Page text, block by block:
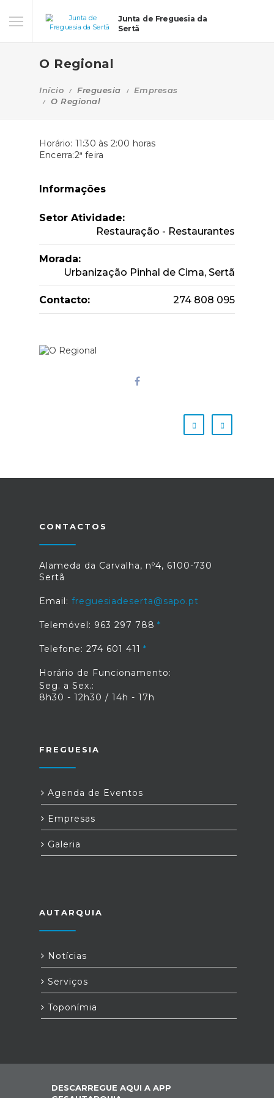
Junta de Freguesia da
Sertã
O Regional
Início Freguesia
Empresas
O Regional
Horário: 11:30 às 2:00 horas
Encerra:2ª feira
Informações
Setor Atividade:
Restauração - Restaurantes
Morada:
Urbanização Pinhal de Cima, Sertã
Contacto: 274 808 095
CONTACTOS
Alameda da Carvalha, nº4, 6100-730
Sertã
Email: freguesiadeserta@sapo.pt
Telemóvel: 963 297 788
Telefone: 274 601 411
Horário de Funcionamento:
Seg. a Sex.:
8h30 - 12h30 / 14h - 17h
FREGUESIA
Agenda de Eventos
Empresas
Galeria
AUTARQUIA
Notícias
Serviços
Toponímia
DESCARREGUE AQUI A APP